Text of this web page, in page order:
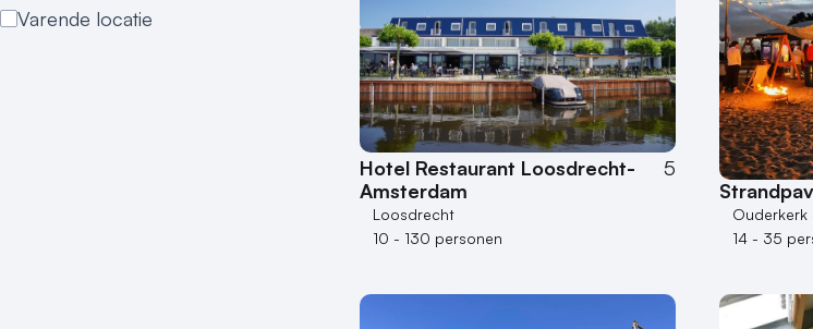
Varende locatie
Hotel Restaurant Loosdrecht-
Amsterdam
5
Loosdrecht
10 - 130 personen
Ouderkerk
14 - 35